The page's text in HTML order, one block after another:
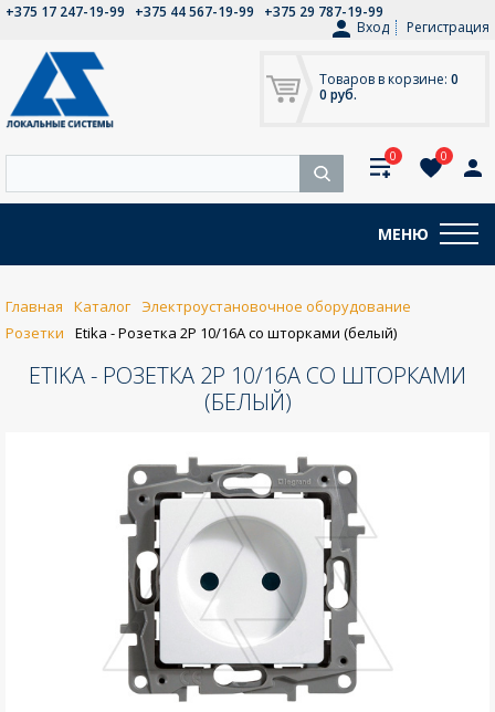
+375 17 247-19-99 +375 44 567-19-99
+375 29 787-19-99
Вход
Регистрация
Товаров в корзине: 0
0 руб.
0 0
МЕНЮ
Главная Каталог
Электроустановочное оборудование
Розетки
Etika - Розетка 2P 10/16A со шторками (белый)
ETIKA - РОЗЕТКА 2P 10/16A СО ШТОРКАМИ
(БЕЛЫЙ)